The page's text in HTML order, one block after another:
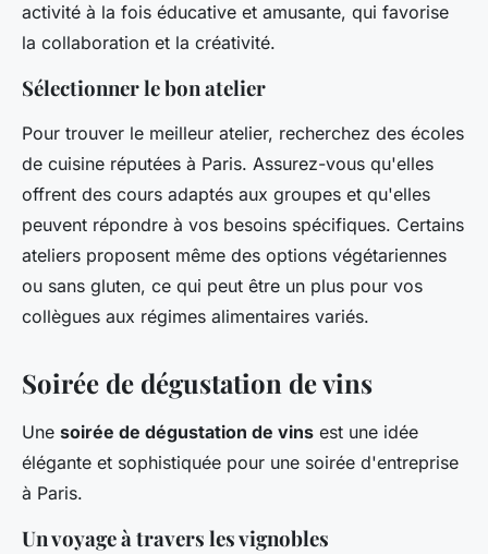
activité à la fois éducative et amusante, qui favorise
la collaboration et la créativité.
Sélectionner le bon atelier
Pour trouver le meilleur atelier, recherchez des écoles
de cuisine réputées à Paris. Assurez-vous qu'elles
offrent des cours adaptés aux groupes et qu'elles
peuvent répondre à vos besoins spécifiques. Certains
ateliers proposent même des options végétariennes
ou sans gluten, ce qui peut être un plus pour vos
collègues aux régimes alimentaires variés.
Soirée de dégustation de vins
Une soirée de dégustation de vins est une idée
élégante et sophistiquée pour une soirée d'entreprise
à Paris.
Un voyage à travers les vignobles